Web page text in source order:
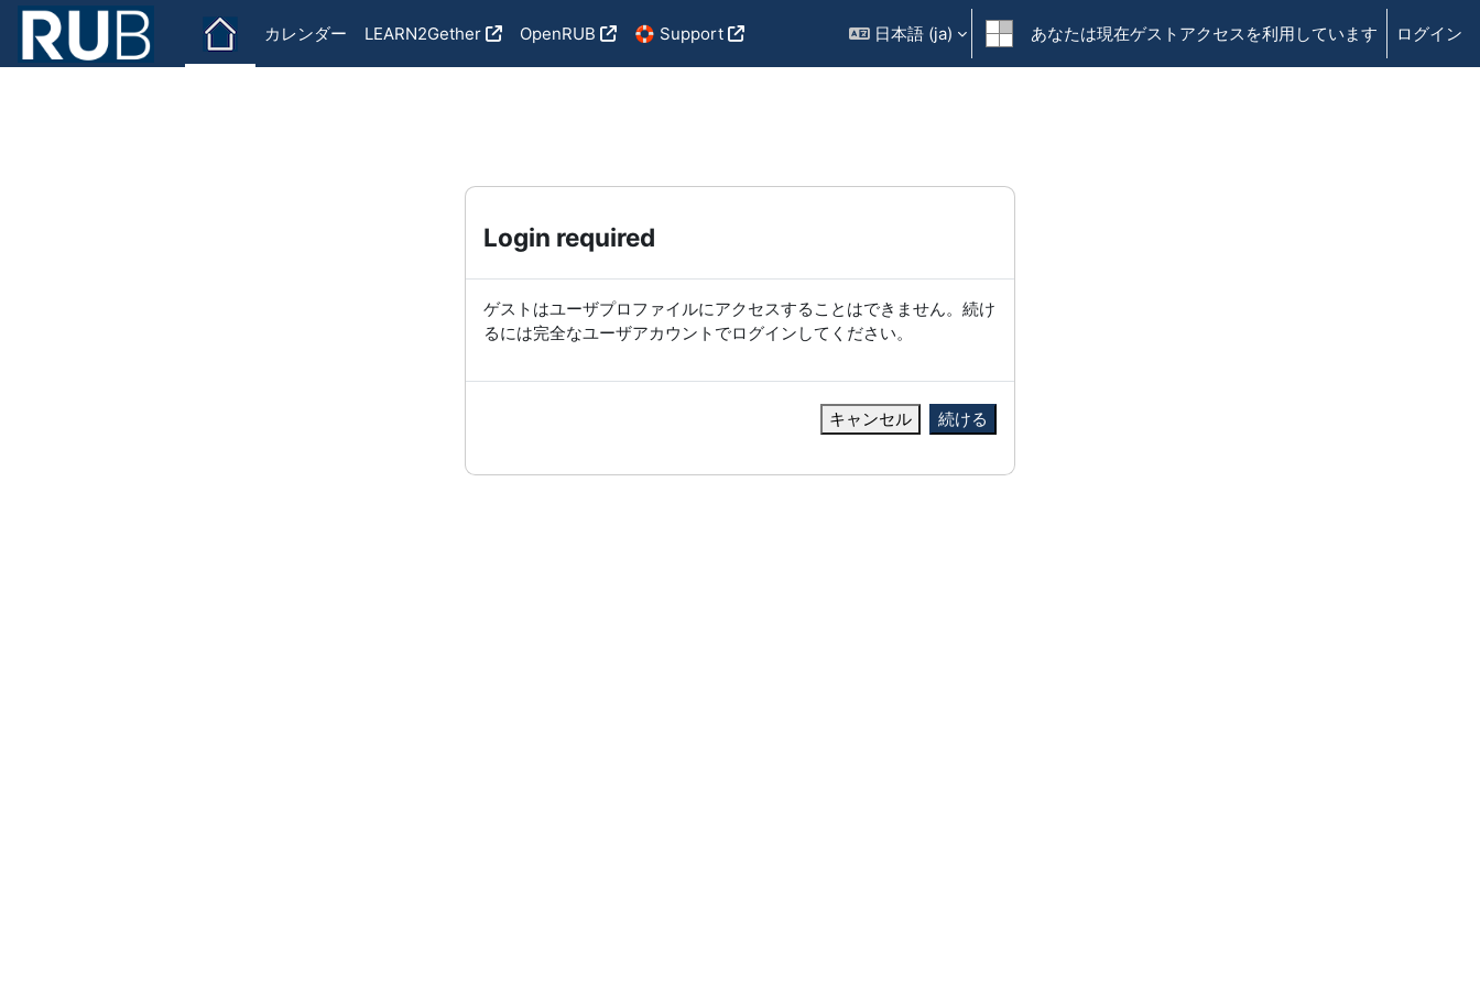
メインコンテンツへスキップする
カレンダー
LEARN2Gether OpenRUB 🛟 Support 日本語 ‎(ja)‎ あなたは現在ゲストアクセスを利用しています ログイン
Login required
ゲストはユーザプロファイルにアクセスすることはできません。続け
るには完全なユーザアカウントでログインしてください。
キャンセル 続ける